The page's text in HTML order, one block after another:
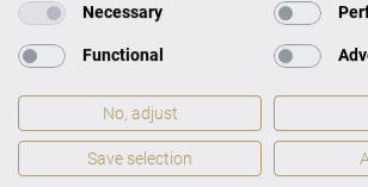
album le large éventail de musique
compositeur exceptionnel qui fut une
vivant et connaît actuellement un
Soit dit en passant: à l'occasion du
Carl Bechstein, Moritz et Alexander
interprété leur parodie musicale
Necessary
Functional
No, adjust
Save selection